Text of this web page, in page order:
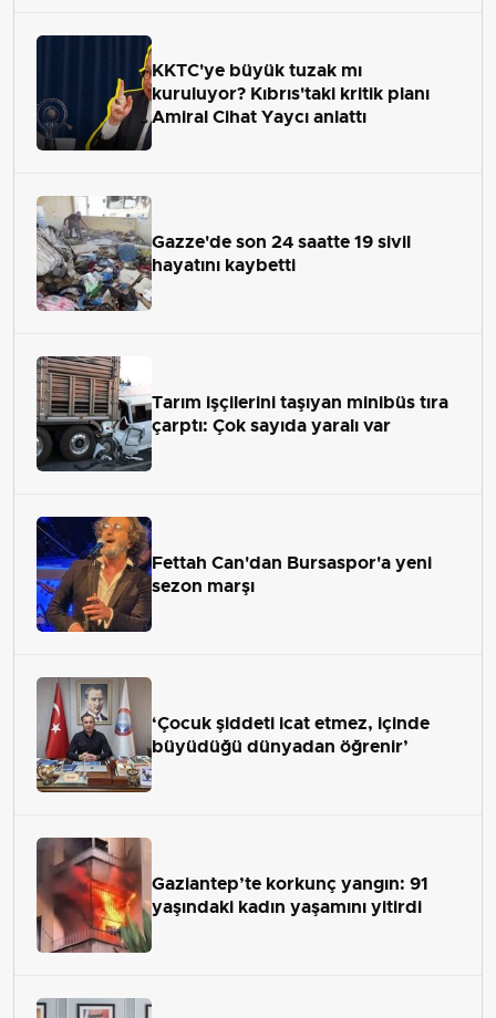
KKTC'ye büyük tuzak mı
kuruluyor? Kıbrıs'taki kritik planı
Amiral Cihat Yaycı anlattı
Gazze'de son 24 saatte 19 sivil
hayatını kaybetti
Tarım işçilerini taşıyan minibüs tıra
çarptı: Çok sayıda yaralı var
Fettah Can'dan Bursaspor'a yeni
sezon marşı
‘Çocuk şiddeti icat etmez, içinde
büyüdüğü dünyadan öğrenir’
Gaziantep’te korkunç yangın: 91
yaşındaki kadın yaşamını yitirdi